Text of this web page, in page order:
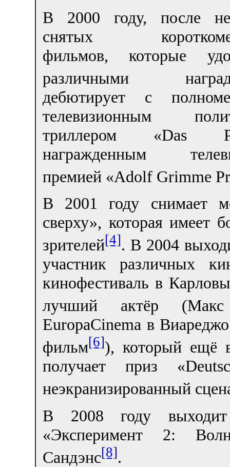
В 2000 году, после
снятых
фильмов, которые
различными
дебютирует с
телевизионным
триллером «Das
награжденным
премией «Adolf Grimme
В 2001 году снимает
сверху», которая
зрителей[4]. В 2004
участник различных
кинофестиваль в
лучший актёр (Макс
EuropaCinema в
фильм[6]), который ещё
получает приз
неэкранизированный
В 2008 году
«Эксперимент 2:
Сандэнс[8].